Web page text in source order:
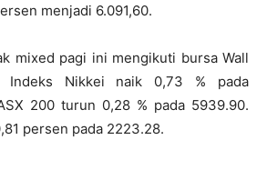
menjadi 6.091,60.
mixed pagi ini mengikuti bursa Wall
Indeks Nikkei naik 0,73 % pada
200 turun 0,28 % pada 5939.90.
persen pada 2223.28.